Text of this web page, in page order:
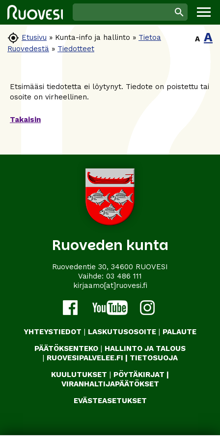
 Etusivu » Kunta-info ja hallinto » Tietoa
Ruovedestä » Tiedotteet
A A
Etsimääsi tiedotetta ei löytynyt. Tiedote on poistettu tai
osoite on virheellinen.
Takaisin
Ruoveden kunta
Ruovedentie 30, 34600 RUOVESI
Vaihde: 03 486 111
kirjaamo[at]ruovesi.fi
YHTEYSTIEDOT | LASKUTUSOSOITE | PALAUTE
PÄÄTÖKSENTEKO | HALLINTO JA TALOUS
| RUOVESIPALVELEE.FI | TIETOSUOJA
KUULUTUKSET | PÖYTÄKIRJAT |
VIRANHALTIJAPÄÄTÖKSET
EVÄSTEASETUKSET